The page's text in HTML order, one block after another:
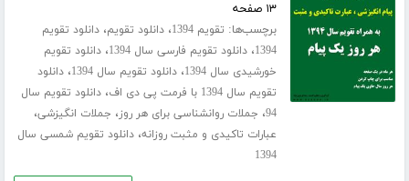
۱۳ صفحه
برچسب‌ها: تقویم 1394 ،دانلود تقویم،دانلود تقویم
1394،دانلود تقویم فارسی سال 1394 ،دانلود تقویم
خورشیدی سال 1394
،دانلود تقویم سال 1394 ،دانلود
تقویم سال 1394 با فرمت پی دی اف
،دانلود تقویم سال
94، جملات روانشناسی برای هر روز، جملات انگیزشی،
عبارات تاکیدی و مثبت روزانه،دانلود تقویم شمسی سال
1394